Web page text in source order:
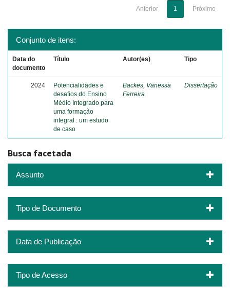
Anterior 1 Próximo
Conjunto de itens:
Data do
documento
Título Autor(es) Tipo
2024
Potencialidades e
desafios do Ensino
Médio Integrado para
uma formação
integral : um estudo
de caso
Backes, Vanessa
Ferreira
Dissertação
Busca facetada
Assunto
Tipo de Documento
Data de Publicação
Tipo de Acesso